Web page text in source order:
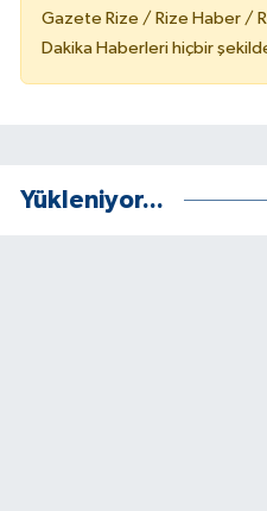
Gazete Rize / Rize Haber /
Dakika Haberleri hiçbir
Yükleniyor...